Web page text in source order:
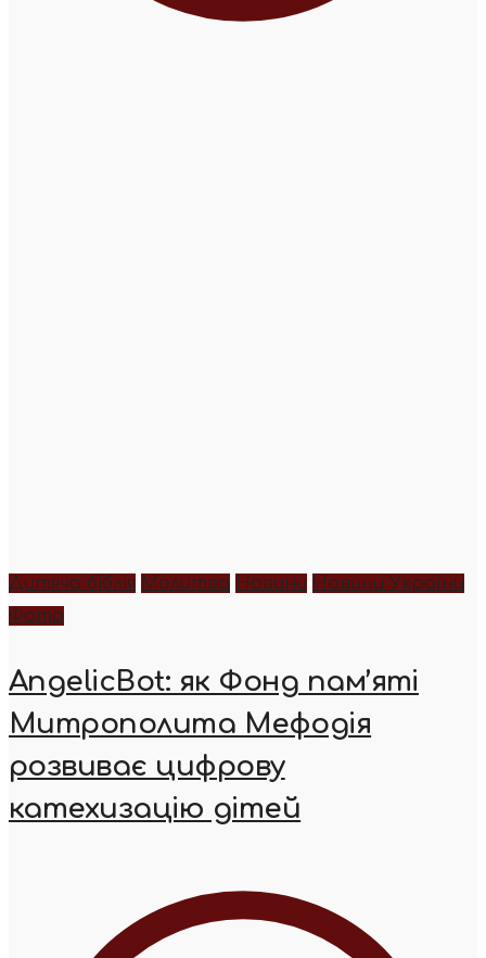
Дитяча біблія Молитва Новини Новини України
Фото
AngelicBot: як Фонд пам’яті
Митрополита Мефодія
розвиває цифрову
катехизацію дітей